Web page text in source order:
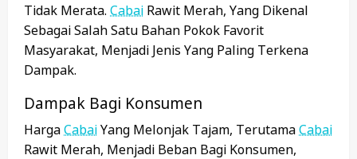
Tidak Merata. Cabai Rawit Merah, Yang Dikenal
Sebagai Salah Satu Bahan Pokok Favorit
Masyarakat, Menjadi Jenis Yang Paling Terkena
Dampak.
Dampak Bagi Konsumen
HargaCabaiYang Melonjak Tajam, TerutamaCabai
Rawit Merah, Menjadi Beban Bagi Konsumen,